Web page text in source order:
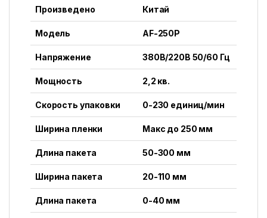
Произведено Китай
Модель AF-250P
Напряжение 380В/220В 50/60 Гц
Мощность 2,2 кв.
Скорость упаковки 0-230 единиц/мин
Ширина пленки Макс до 250 мм
Длина пакета 50-300 мм
Ширина пакета 20-110 мм
Длина пакета 0-40 мм